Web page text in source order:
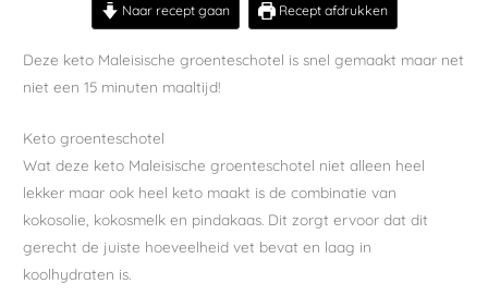
Naar recept gaan Recept afdrukken
Deze keto Maleisische groenteschotel is snel gemaakt maar net
niet een 15 minuten maaltijd!
Keto groenteschotel
Wat deze keto Maleisische groenteschotel niet alleen heel
lekker maar ook heel keto maakt is de combinatie van
kokosolie, kokosmelk en pindakaas. Dit zorgt ervoor dat dit
gerecht de juiste hoeveelheid vet bevat en laag in
koolhydraten is.